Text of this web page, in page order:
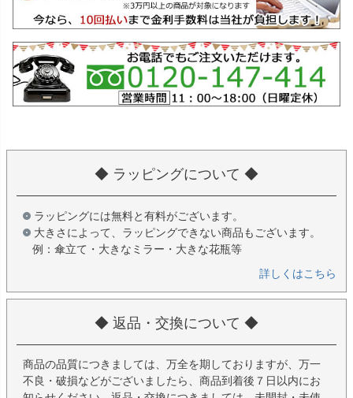
◆ ラッピングについて ◆
ラッピングには無料と有料がございます。
大きさによって、ラッピングできない商品もございます。
例：傘立て・大きなミラー・大きな花瓶等
詳しくはこちら
◆ 返品・交換について ◆
商品の品質につきましては、万全を期しておりますが、万一
不良・破損などがございましたら、商品到着後７日以内にお